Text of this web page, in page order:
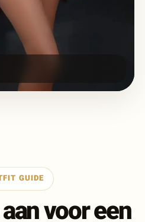
GUIDE
voor een